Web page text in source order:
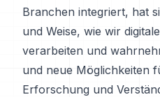
Branchen integriert, hat
und Weise, wie wir
verarbeiten und
und neue Möglichkeiten
Erforschung und